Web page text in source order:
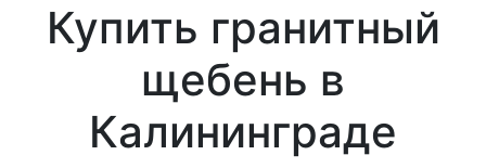
Купить гранитный
щебень в
Калининграде